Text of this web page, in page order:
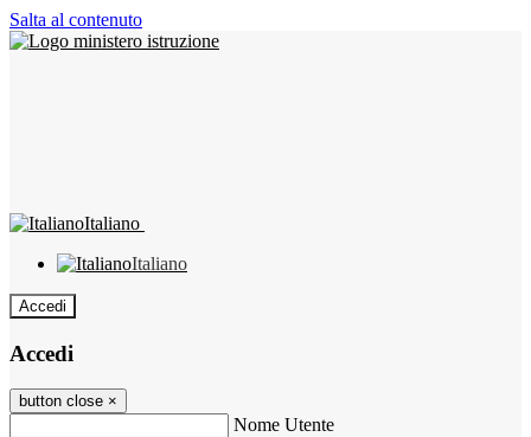
Salta al contenuto
Italiano
Italiano
Accedi
Accedi
button close ×
Nome Utente